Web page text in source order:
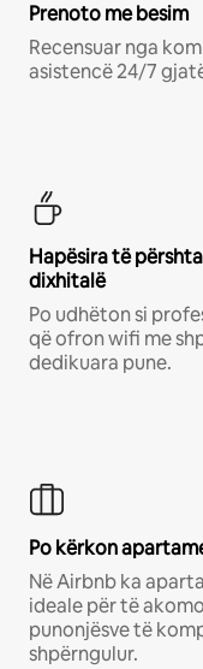
Prenoto me besim
Recensuar nga
asistencë 24/7
Hapësira të
dixhitalë
Po udhëton si
që ofron wifi me
dedikuara pune.
Po kërkon
Në Airbnb ka
ideale për të
punonjësve të
shpërngulur.